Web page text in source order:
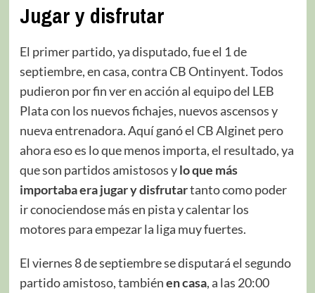
Jugar y disfrutar
El primer partido, ya disputado, fue el 1 de
septiembre, en casa, contra CB Ontinyent. Todos
pudieron por fin ver en acción al equipo del LEB
Plata con los nuevos fichajes, nuevos ascensos y
nueva entrenadora. Aquí ganó el CB Alginet pero
ahora eso es lo que menos importa, el resultado, ya
que son partidos amistosos ylo que más
importaba era jugar y disfrutartanto como poder
ir conociendose más en pista y calentar los
motores para empezar la liga muy fuertes.
El viernes 8 de septiembre se disputará el segundo
partido amistoso, tambiénen casa, a las 20:00